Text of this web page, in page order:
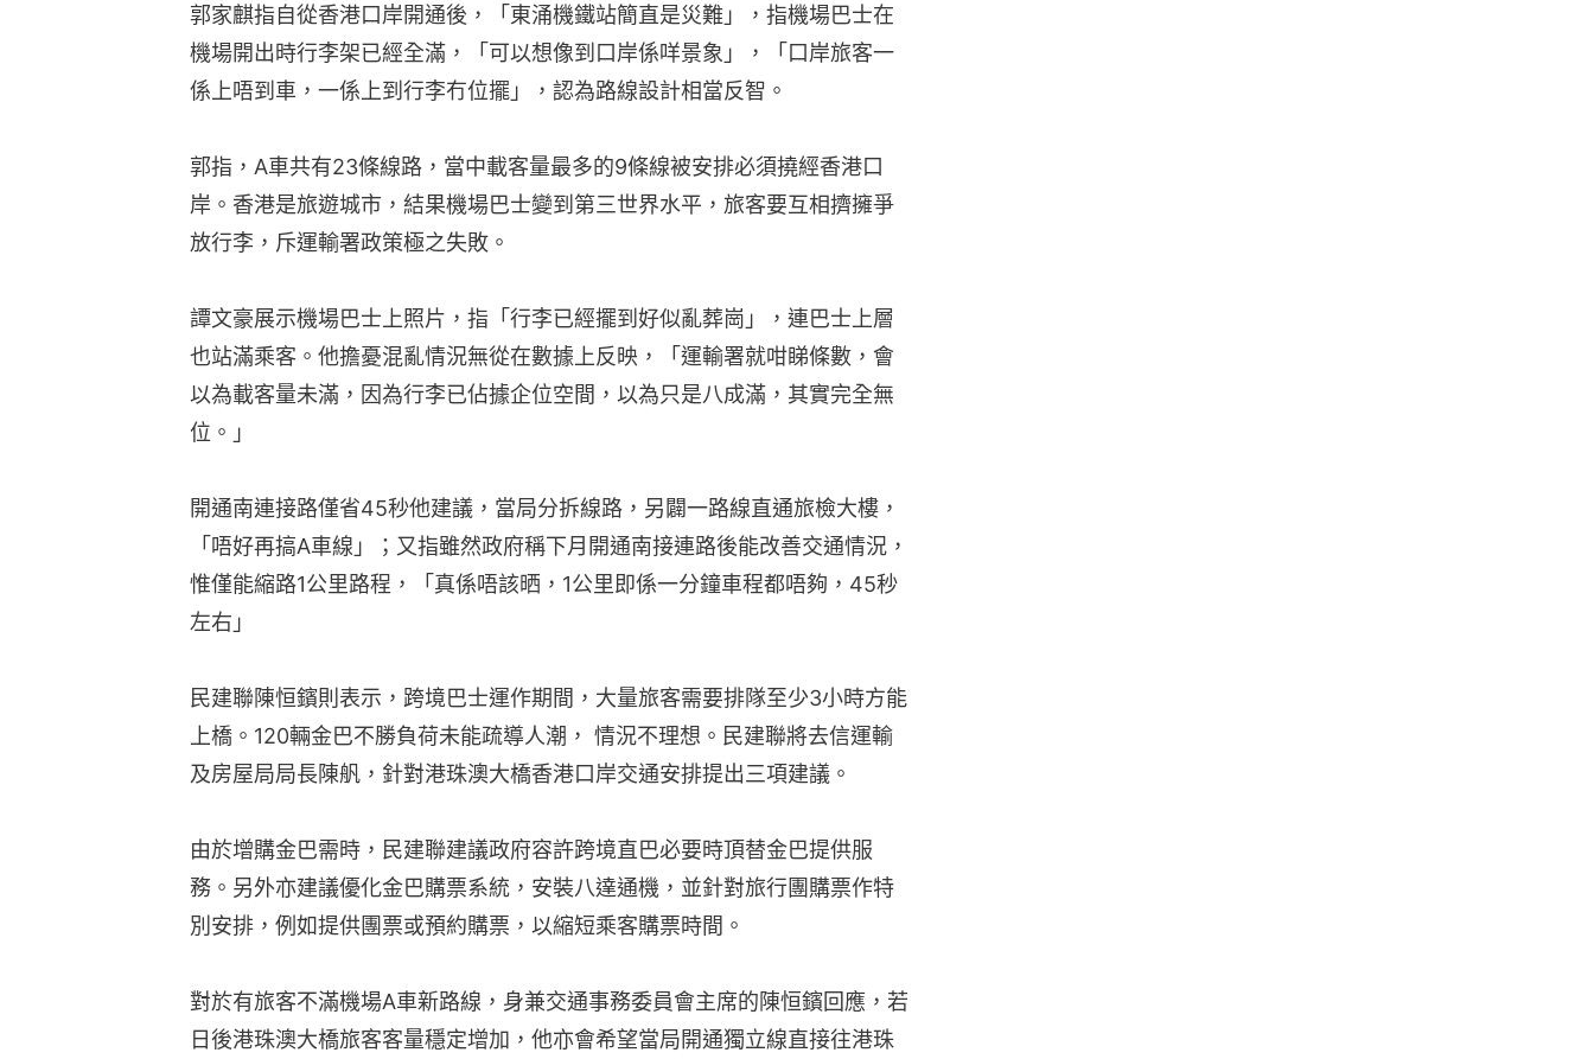
郭家麒指自從香港口岸開通後，「東涌機鐵站簡直是災難」，指機場巴士在
機場開出時行李架已經全滿，「可以想像到口岸係咩景象」，「口岸旅客一
係上唔到車，一係上到行李冇位擺」，認為路線設計相當反智。
郭指，A車共有23條線路，當中載客量最多的9條線被安排必須撓經香港口
岸。香港是旅遊城市，結果機場巴士變到第三世界水平，旅客要互相擠擁爭
放行李，斥運輸署政策極之失敗。
譚文豪展示機場巴士上照片，指「行李已經擺到好似亂葬崗」，連巴士上層
也站滿乘客。他擔憂混亂情況無從在數據上反映，「運輸署就咁睇條數，會
以為載客量未滿，因為行李已佔據企位空間，以為只是八成滿，其實完全無
位。」
開通南連接路僅省45秒他建議，當局分拆線路，另闢一路線直通旅檢大樓，
「唔好再搞A車線」；又指雖然政府稱下月開通南接連路後能改善交通情況，
惟僅能縮路1公里路程，「真係唔該晒，1公里即係一分鐘車程都唔夠，45秒
左右」
民建聯陳恒鑌則表示，跨境巴士運作期間，大量旅客需要排隊至少3小時方能
上橋。120輛金巴不勝負荷未能疏導人潮， 情況不理想。民建聯將去信運輸
及房屋局局長陳舤，針對港珠澳大橋香港口岸交通安排提出三項建議。
由於增購金巴需時，民建聯建議政府容許跨境直巴必要時頂替金巴提供服
務。另外亦建議優化金巴購票系統，安裝八達通機，並針對旅行團購票作特
別安排，例如提供團票或預約購票，以縮短乘客購票時間。
對於有旅客不滿機場A車新路線，身兼交通事務委員會主席的陳恒鑌回應，若
日後港珠澳大橋旅客客量穩定增加，他亦會希望當局開通獨立線直接往港珠